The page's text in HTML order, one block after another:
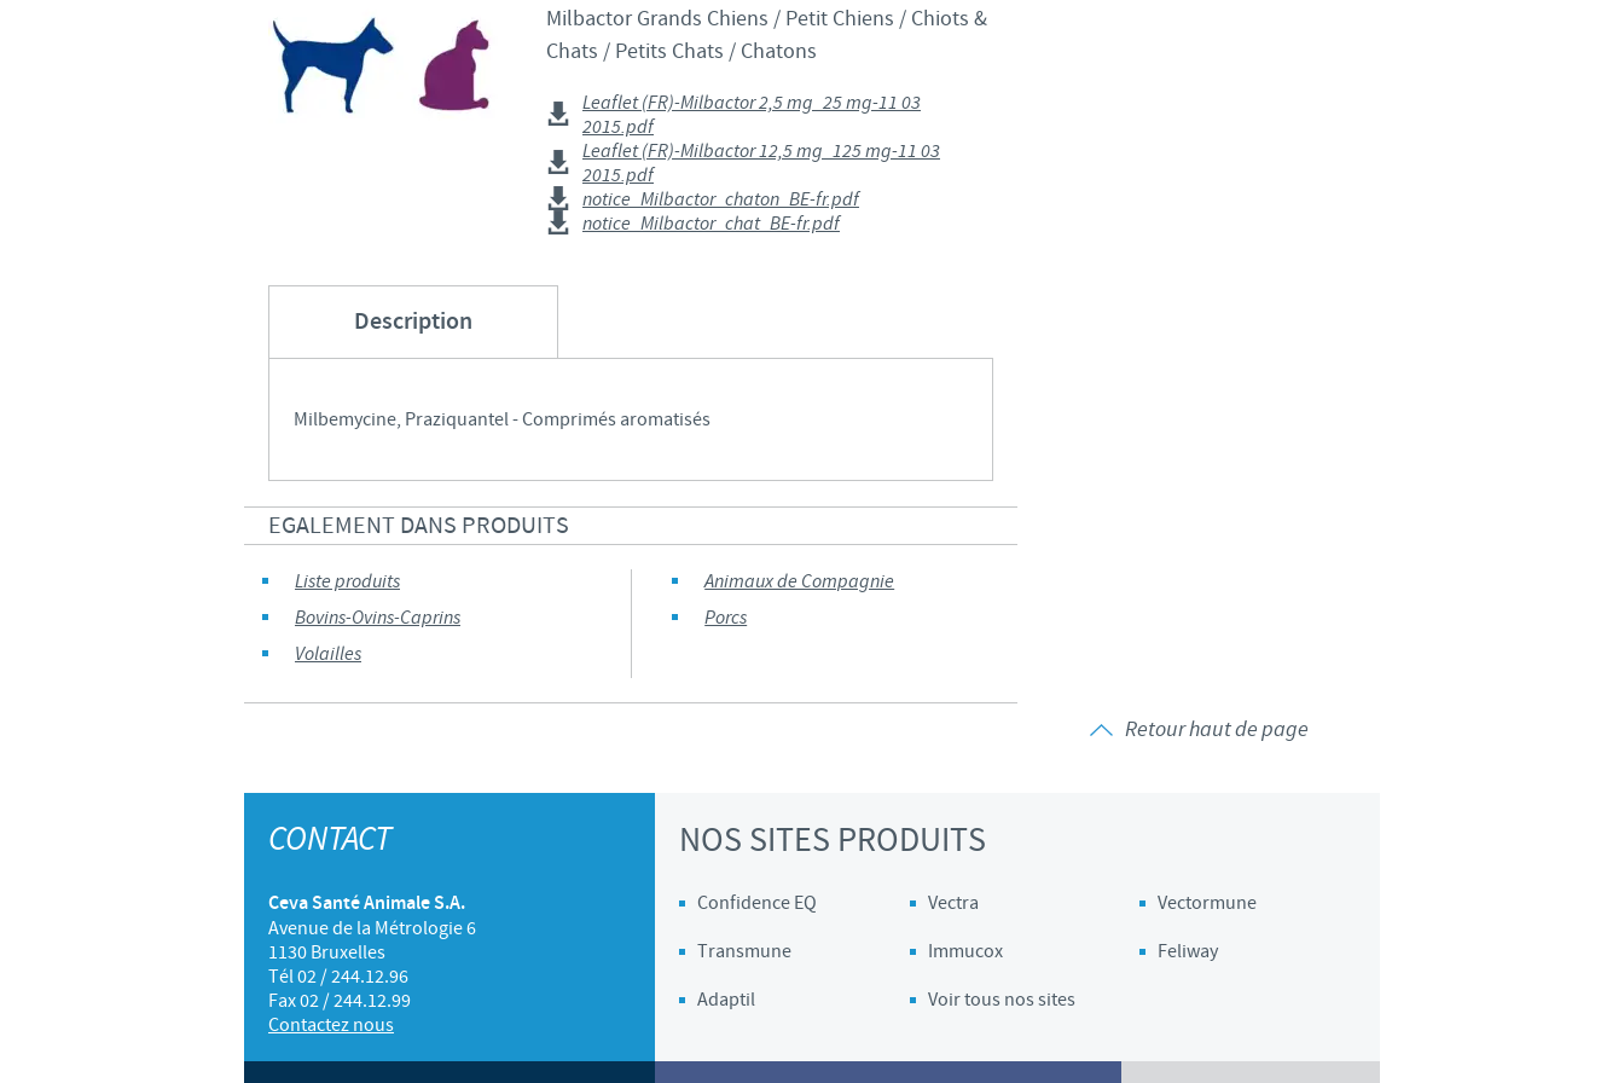
Bulgaria
Canada (EN)
Chile
Japan
Korea
Malaysia
Mexico
Netherlands
Philippines
Les contraintes réglementaires et les pratiques médicales varient d'un pays à un autre. En
conséquence, les informations disponibles du site sur lequel vous entrez pourraient ne pas être
pertinente à l'usage dans votre pays.
Milbactor Grands Chiens / Petit Chiens / Chiots &
Chats / Petits Chats / Chatons
Leaflet (FR)-Milbactor 2,5 mg_25 mg-11 03
2015.pdf
Leaflet (FR)-Milbactor 12,5 mg_125 mg-11 03
2015.pdf
notice_Milbactor_chaton_BE-fr.pdf
notice_Milbactor_chat_BE-fr.pdf
Description
Milbemycine, Praziquantel - Comprimés aromatisés
EGALEMENT DANS PRODUITS
Liste produits
Animaux de Compagnie
Bovins-Ovins-Caprins
Porcs
Volailles
Retour haut de page
CONTACT
Ceva Santé Animale S.A.
Avenue de la Métrologie 6
1130 Bruxelles
Tél 02 / 244.12.96
Fax 02 / 244.12.99
Contactez nous
NOS SITES PRODUITS
Confidence EQ Vectra
Vectormune
Transmune
Immucox
Feliway
Adaptil
Voir tous nos sites